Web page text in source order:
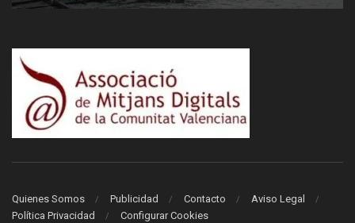
Quienes Somos Publicidad Contacto
Aviso Legal
Política Privacidad
Configurar Cookies